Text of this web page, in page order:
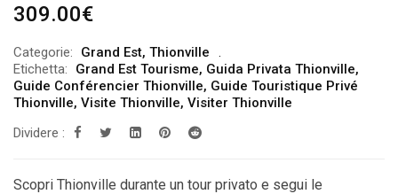
309.00€
Categorie: Grand Est, Thionville
Etichetta:
Grand Est Tourisme, Guida Privata Thionville,
Guide Conférencier Thionville, Guide Touristique Privé
Thionville, Visite Thionville, Visiter Thionville
Dividere :
Scopri Thionville durante un tour privato e segui le